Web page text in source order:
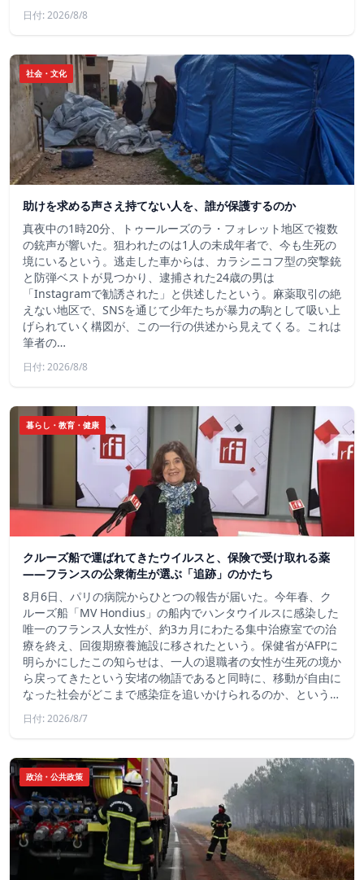
日付: 2026/8/8
社会・文化
助けを求める声さえ持てない人を、誰が保護するのか
真夜中の1時20分、トゥールーズのラ・フォレット地区で複数
の銃声が響いた。狙われたのは1人の未成年者で、今も生死の
境にいるという。逃走した車からは、カラシニコフ型の突撃銃
と防弾ベストが見つかり、逮捕された24歳の男は
「Instagramで勧誘された」と供述したという。麻薬取引の絶
えない地区で、SNSを通じて少年たちが暴力の駒として吸い上
げられていく構図が、この一行の供述から見えてくる。これは
筆者の…
日付: 2026/8/8
暮らし・教育・健康
クルーズ船で運ばれてきたウイルスと、保険で受け取れる薬
――フランスの公衆衛生が選ぶ「追跡」のかたち
8月6日、パリの病院からひとつの報告が届いた。今年春、ク
ルーズ船「MV Hondius」の船内でハンタウイルスに感染した
唯一のフランス人女性が、約3カ月にわたる集中治療室での治
療を終え、回復期療養施設に移されたという。保健省がAFPに
明らかにしたこの知らせは、一人の退職者の女性が生死の境か
ら戻ってきたという安堵の物語であると同時に、移動が自由に
なった社会がどこまで感染症を追いかけられるのか、という…
日付: 2026/8/7
政治・公共政策